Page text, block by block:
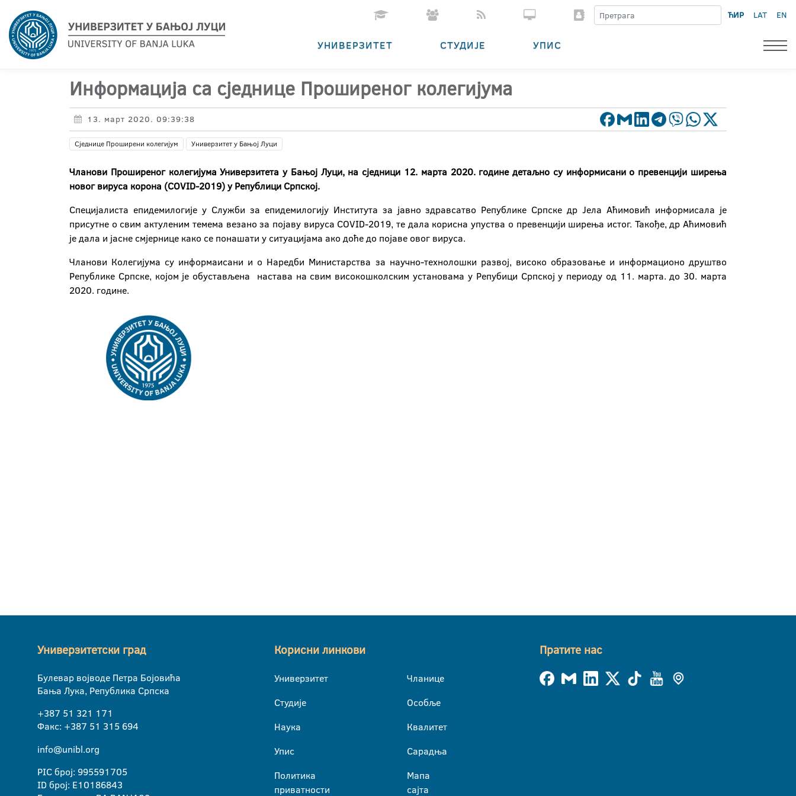
ЋИР LAT EN
УНИВЕРЗИТЕТ СТУДИЈЕ УПИС
Информација са сједнице Проширеног колегијума
13. март 2020. 09:39:38
Сједнице Проширени колегијум Универзитет у Бањој Луци
Чланови Проширеног колегијума Универзитета у Бањој Луци, на сједници 12. марта 2020. године детаљно су информисани о превенцији ширења
новог вируса корона (COVID-2019) у Републици Српској.
Специјалиста епидемилогије у Служби за епидемилогију Института за јавно здравсатво Републике Српске др Јела Аћимовић информисала је
присутне о свим актуленим темема везано за појаву вируса COVID-2019, те дала корисна упуства о превенцији ширења истог. Такође, др Аћимовић
је дала и јасне смјернице како се понашати у ситуацијама ако доће до појаве овог вируса.
Чланови Колегијума су информаисани и о Наредби Министарства за научно-технолошки развој, високо образовање и информационо друштво
Републике Српске, којом је обустављена настава на свим високошколским установама у Репубици Српској у периоду од 11. марта. до 30. марта
2020. године.
Универзитетски град
Булевар војводе Петра Бојовића
Бања Лука, Република Српска
+387 51 321 171
Факс: +387 51 315 694
info@unibl.org
PIC број: 995591705
ID број: E10186843
Корисни линкови
Универзитет
Студије
Наука
Упис
Политика
приватности
Чланице
Особље
Квалитет
Сарадња
Мапа
сајта
Пратите нас